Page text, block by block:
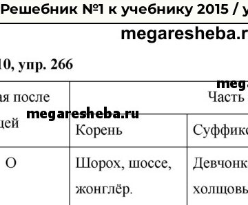
Решебник №1 к учебнику 2015 /